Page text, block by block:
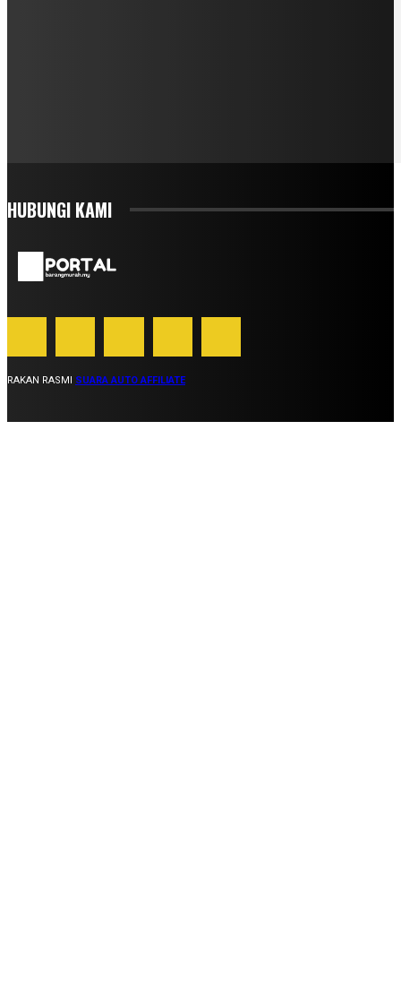
HUBUNGI KAMI
RAKAN RASMI SUARA AUTO AFFILIATE